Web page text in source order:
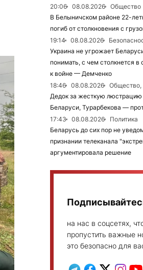
20:06 08.08.2026
Общество
В Белыничском районе 22-
погиб от столкновения с
19:14
08.08.2026
Украина не угрожает
понимать, с чем столкнется в
к войне — Демченко
18:46
08.08.2026
Общество,
Дедок за жесткую люстрацию
Беларуси, Турарбекова —
17:43
08.08.2026
Политика
Беларусь до сих пор не
признании телеканала
аргументировала решение
на нас в соцсетях,
пропустить важные
это безопасно для